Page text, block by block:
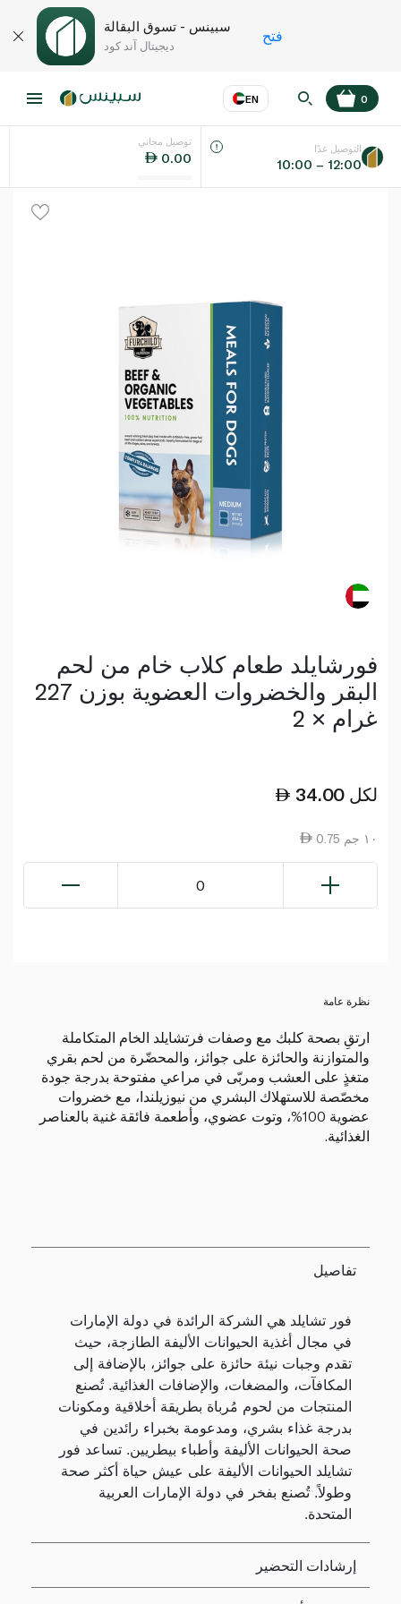
سبينس - تسوق البقالة
ديجيتال آند كود
فتح
EN
اللغة عر
0
توصيل مجاني
0.00
التوصيل غدًا
10:00 – 12:00
فورشايلد طعام كلاب خام من لحم
البقر والخضروات العضوية بوزن 227
غرام × 2
34.00 لكل
0.75 ١٠ جم
0
نظرة عامة
ارتقِ بصحة كلبك مع وصفات فرتشايلد الخام المتكاملة
والمتوازنة والحائزة على جوائز، والمحضّرة من لحم بقري
متغذٍ على العشب ومربّى في مراعي مفتوحة بدرجة جودة
مخصّصة للاستهلاك البشري من نيوزيلندا، مع خضروات
عضوية 100%، وتوت عضوي، وأطعمة فائقة غنية بالعناصر
الغذائية.
تفاصيل
فور تشايلد هي الشركة الرائدة في دولة الإمارات
في مجال أغذية الحيوانات الأليفة الطازجة، حيث
تقدم وجبات نيئة حائزة على جوائز، بالإضافة إلى
المكافآت، والمضغات، والإضافات الغذائية. تُصنع
المنتجات من لحوم مُرباة بطريقة أخلاقية ومكونات
بدرجة غذاء بشري، ومدعومة بخبراء رائدين في
صحة الحيوانات الأليفة وأطباء بيطريين. تساعد فور
تشايلد الحيوانات الأليفة على عيش حياة أكثر صحة
وطولاً. تُصنع بفخر في دولة الإمارات العربية
المتحدة.
إرشادات التحضير